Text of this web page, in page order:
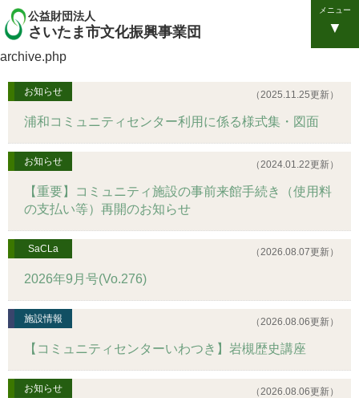
公益財団法人
さいたま市文化振興事業団
メニュー
archive.php
お知らせ
浦和コミュニティセンター利用に係る様式集・図面
（2025.11.25更新）
お知らせ
【重要】コミュニティ施設の事前来館手続き（使用料
の支払い等）再開のお知らせ
（2024.01.22更新）
SaCLa
2026年9月号(Vo.276)
（2026.08.07更新）
施設情報
【コミュニティセンターいわつき】岩槻歴史講座
（2026.08.06更新）
お知らせ （2026.08.06更新）